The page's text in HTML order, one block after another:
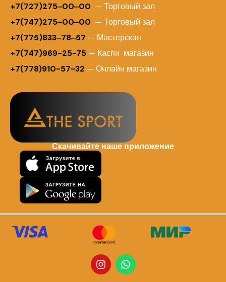
+7(727)275‒00‒00 — Торговый зал
+7(747)275‒00‒00 — Торговый зал
+7(775)833‒78‒57 — Мастерская
+7(747)969-25-75 — Каспи магазин
+7(778)910-57-32 — Онлайн магазин
Скачивайте наше приложение